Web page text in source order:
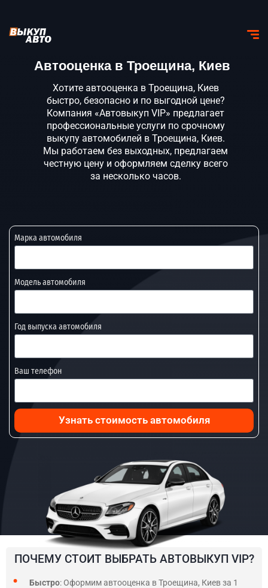
Автооценка в Троещина, Киев
Хотите автооценка в Троещина, Киев
быстро, безопасно и по выгодной цене?
Компания «Автовыкуп VIP» предлагает
профессиональные услуги по срочному
выкупу автомобилей в Троещина, Киев.
Мы работаем без выходных, предлагаем
честную цену и оформляем сделку всего
за несколько часов.
Марка автомобиля
Модель автомобиля
Год выпуска автомобиля
Ваш телефон
Узнать стоимость автомобиля
ПОЧЕМУ СТОИТ ВЫБРАТЬ АВТОВЫКУП VIP?
Быстро: Оформим автооценка в Троещина, Киев за 1